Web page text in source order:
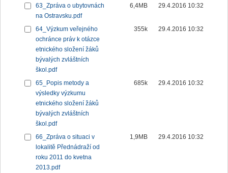
63_Zpráva o ubytovnách
na Ostravsku.pdf
6,4MB 29.4.2016 10:32
64_Výzkum veřejného
ochránce práv k otázce
etnického složení žáků
bývalých zvláštních
škol.pdf
355k 29.4.2016 10:32
65_Popis metody a
výsledky výzkumu
etnického složení žáků
bývalých zvláštních
škol.pdf
685k 29.4.2016 10:32
66_Zpráva o situaci v
lokalitě Přednádraží od
roku 2011 do kvetna
2013.pdf
1,9MB 29.4.2016 10:32